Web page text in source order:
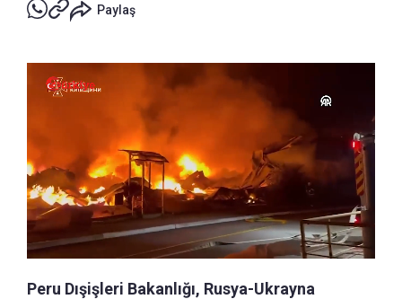
Paylaş
Peru Dışişleri Bakanlığı, Rusya-Ukrayna